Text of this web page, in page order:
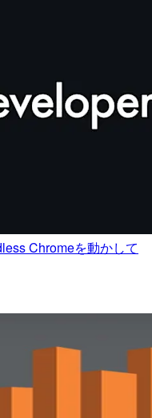
Chromeを動かして